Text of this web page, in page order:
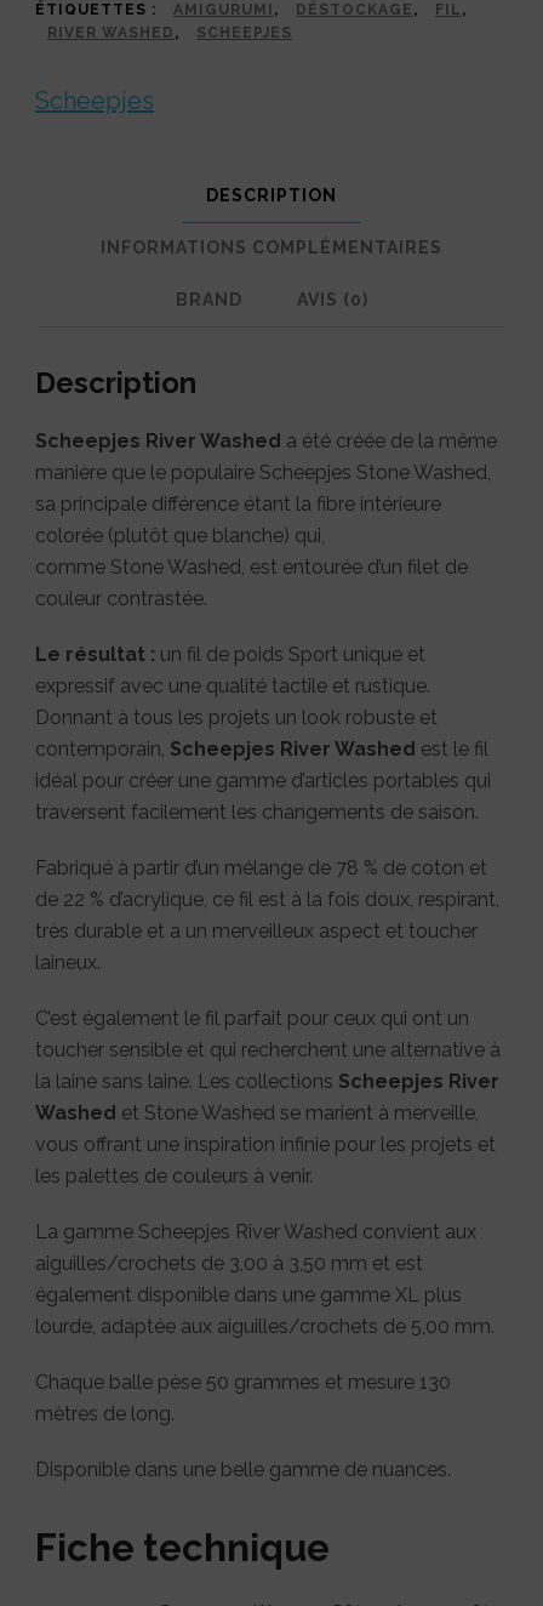
ÉTIQUETTES : AMIGURUMI , DÉSTOCKAGE , FIL ,
RIVER WASHED , SCHEEPJES
Scheepjes
DESCRIPTION
INFORMATIONS COMPLÉMENTAIRES
BRAND AVIS (0)
Description
Scheepjes River Washed a été créée de la même
manière que le populaire Scheepjes Stone Washed,
sa principale différence étant la fibre intérieure
colorée (plutôt que blanche) qui,
comme Stone Washed, est entourée d’un filet de
couleur contrastée.
Le résultat : un fil de poids Sport unique et
expressif avec une qualité tactile et rustique.
Donnant à tous les projets un look robuste et
contemporain, Scheepjes River Washed est le fil
idéal pour créer une gamme d’articles portables qui
traversent facilement les changements de saison.
Fabriqué à partir d’un mélange de 78 % de coton et
de 22 % d’acrylique, ce fil est à la fois doux, respirant,
très durable et a un merveilleux aspect et toucher
laineux.
C’est également le fil parfait pour ceux qui ont un
toucher sensible et qui recherchent une alternative à
la laine sans laine. Les collections Scheepjes River
Washed et Stone Washed se marient à merveille,
vous offrant une inspiration infinie pour les projets et
les palettes de couleurs à venir.
La gamme Scheepjes River Washed convient aux
aiguilles/crochets de 3,00 à 3,50 mm et est
également disponible dans une gamme XL plus
lourde, adaptée aux aiguilles/crochets de 5,00 mm.
Chaque balle pèse 50 grammes et mesure 130
mètres de long.
Disponible dans une belle gamme de nuances.
Fiche technique